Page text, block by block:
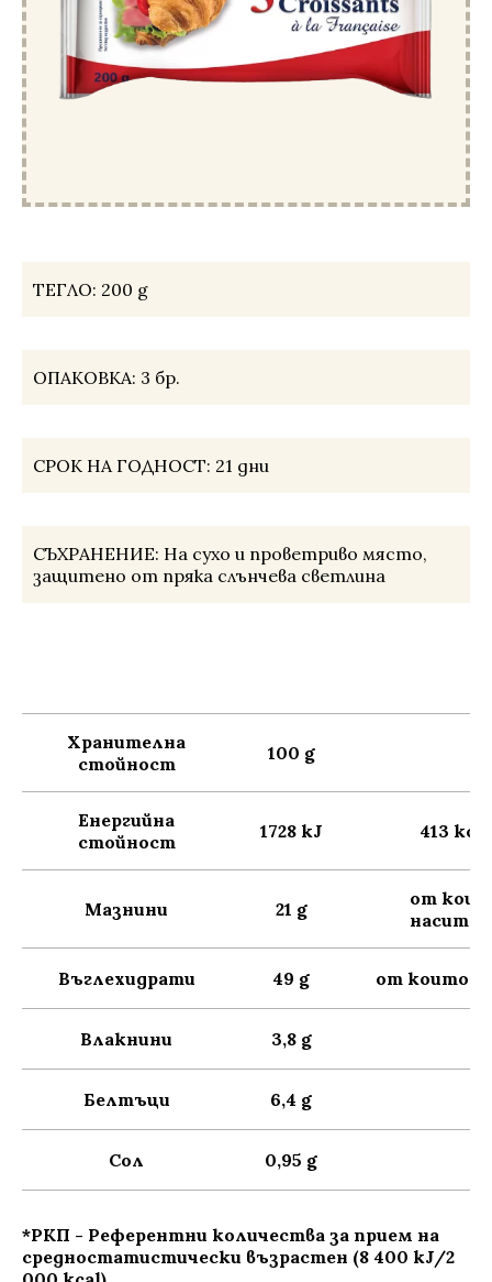
ТЕГЛО: 200 g
ОПАКОВКА: 3 бр.
СРОК НА ГОДНОСТ: 21 дни
СЪХРАНЕНИЕ: На сухо и проветриво място,
защитено от пряка слънчева светлина
Хранителна
стойност
100 g
Енергийна
стойност
1728 kJ 413 kcal
Мазнини 21 g
от
Въглехидрати 49 g от които
Влакнини 3,8 g
Белтъци 6,4 g
Сол 0,95 g
*РКП - Референтни количества за прием на
средностатистически възрастен (8 400 kJ/2